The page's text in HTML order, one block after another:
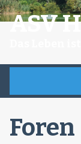
Skip
toASV
Foren